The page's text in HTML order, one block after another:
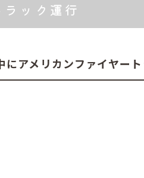
ック運行
アメリカンファイヤー